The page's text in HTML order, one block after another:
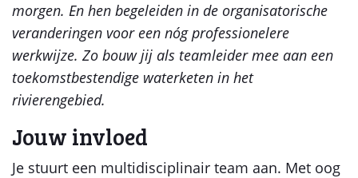
morgen. En hen begeleiden in de organisatorische
veranderingen voor een nóg professionelere
werkwijze. Zo bouw jij als teamleider mee aan een
toekomstbestendige waterketen in het
rivierengebied.
Jouw invloed
Je stuurt een multidisciplinair team aan. Met oog